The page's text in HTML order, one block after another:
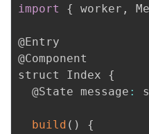
import
{ worker ,
@Entry
@Component
struct Index {
  @State message
:
build ( )
{